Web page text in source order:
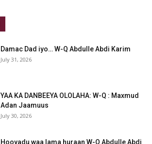
Damac Dad iyo… W-Q Abdulle Abdi Karim
July 31, 2026
YAA KA DANBEEYA OLOLAHA: W-Q : Maxmud
Adan Jaamuus
July 30, 2026
Hooyadu waa lama huraan W-Q Abdulle Abdi